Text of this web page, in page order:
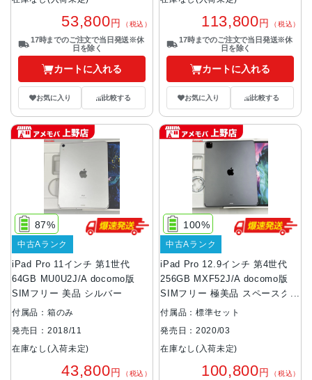
53,800円 （税込）
17時までのご注文で当日発送※休
日を除く
カートに入れる
お気に入り 比較する
113,800円 （税込）
17時までのご注文で当日発送※休
日を除く
カートに入れる
お気に入り 比較する
iPad Pro 11インチ 第1世代
64GB MU0U2J/A docomo版
SIMフリー 美品 シルバー
87%
中古Aランク
付属品：箱のみ
発売日：2018/11
在庫なし(入荷未定)
43,800円 （税込）
iPad Pro 12.9インチ 第4世代
256GB MXF52J/A docomo版
SIMフリー 極美品 スペースグレ
イ
100%
中古Aランク
付属品：標準セット
発売日：2020/03
在庫なし(入荷未定)
100,800円 （税込）